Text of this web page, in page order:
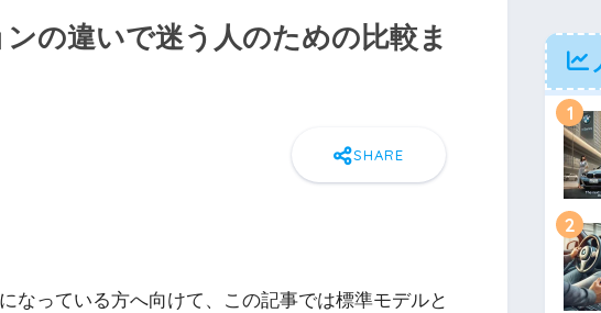
の違いで迷う人のための比較ま
なっている方へ向けて、この記事では標準モデルと
1
2